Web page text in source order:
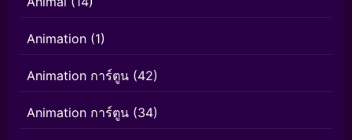
Animation (1)
Animation การ์ตูน (42)
Animation การ์ตูน (34)